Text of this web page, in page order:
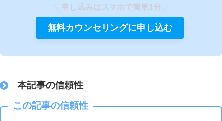
申し込みはスマホで簡単1分
無料カウンセリングに申し込む
本記事の信頼性
この記事の信頼性